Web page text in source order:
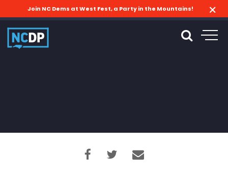
Join NC Dems at West Fest, a Party in the Mountains!